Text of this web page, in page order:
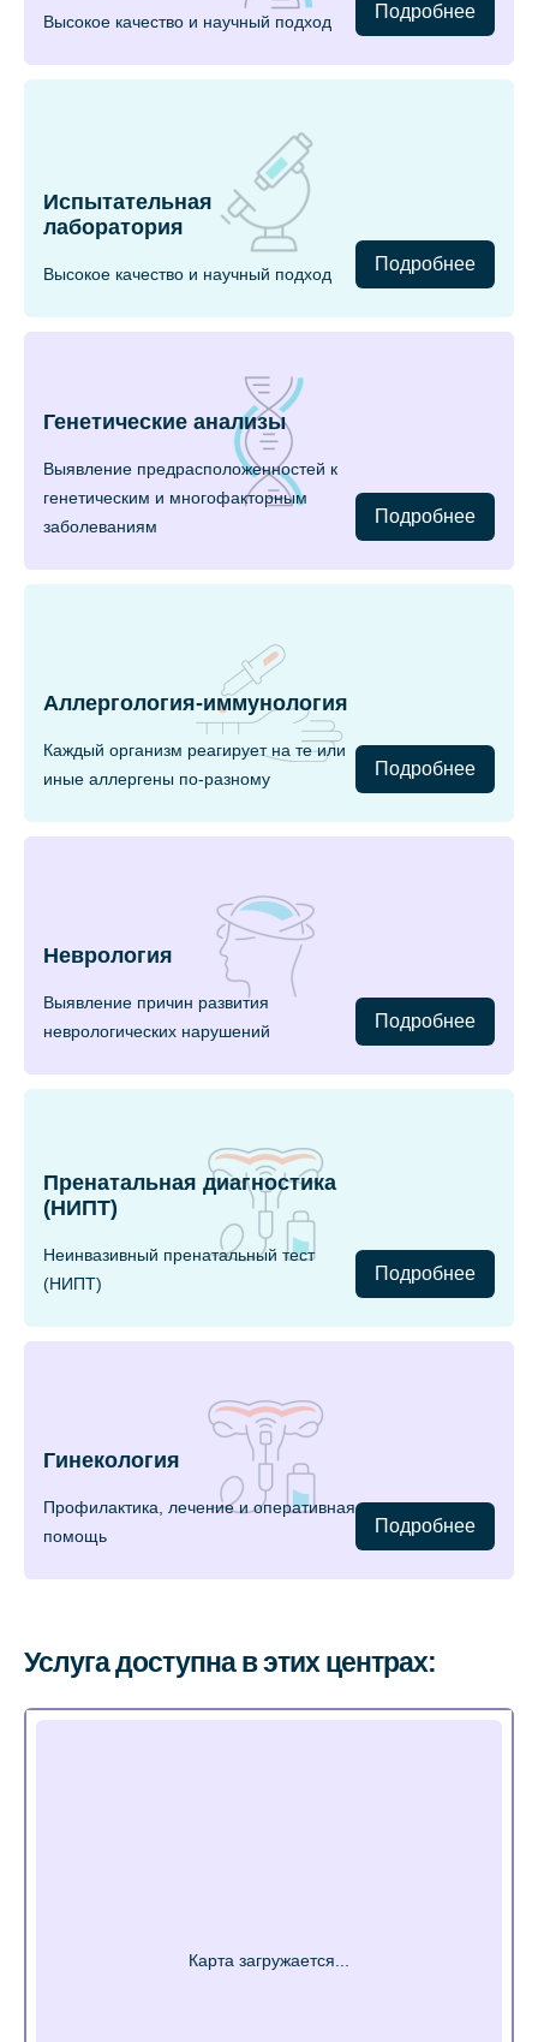
Высокое качество и научный подход Подробнее
Испытательная
лаборатория
Высокое качество и научный подход Подробнее
Генетические анализы
Выявление предрасположенностей к
генетическим и многофакторным
заболеваниям
Подробнее
Аллергология-иммунология
Каждый организм реагирует на те или
иные аллергены по-разному
Подробнее
Неврология
Выявление причин развития
неврологических нарушений
Подробнее
Пренатальная диагностика
(НИПТ)
Неинвазивный пренатальный тест
(НИПТ)
Подробнее
Гинекология
Профилактика, лечение и оперативная
помощь
Подробнее
Услуга доступна в этих центрах: